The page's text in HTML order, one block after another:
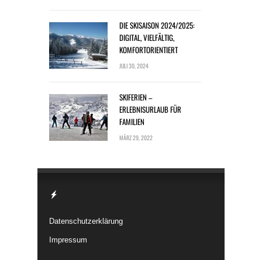
DIE SKISAISON 2024/2025:
DIGITAL, VIELFÄLTIG,
KOMFORTORIENTIERT
JULI 30, 2024
SKIFERIEN –
ERLEBNISURLAUB FÜR
FAMILIEN
MÄRZ 29, 2022
Datenschutzerklärung
Impressum